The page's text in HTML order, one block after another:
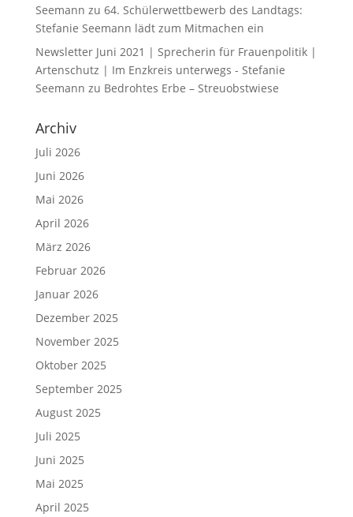
Seemann zu 64. Schülerwettbewerb des Landtags:
Stefanie Seemann lädt zum Mitmachen ein
Newsletter Juni 2021 | Sprecherin für Frauenpolitik |
Artenschutz | Im Enzkreis unterwegs - Stefanie
Seemann zu Bedrohtes Erbe – Streuobstwiese
Archiv
Juli 2026
Juni 2026
Mai 2026
April 2026
März 2026
Februar 2026
Januar 2026
Dezember 2025
November 2025
Oktober 2025
September 2025
August 2025
Juli 2025
Juni 2025
Mai 2025
April 2025